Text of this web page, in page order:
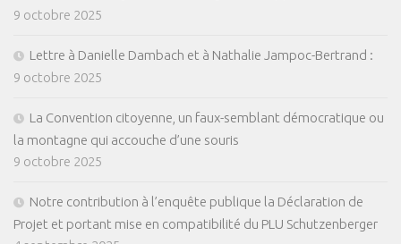
9 octobre 2025
Lettre à Danielle Dambach et à Nathalie Jampoc-Bertrand :
9 octobre 2025
La Convention citoyenne, un faux-semblant démocratique ou
la montagne qui accouche d’une souris
9 octobre 2025
Notre contribution à l’enquête publique la Déclaration de
Projet et portant mise en compatibilité du PLU Schutzenberger